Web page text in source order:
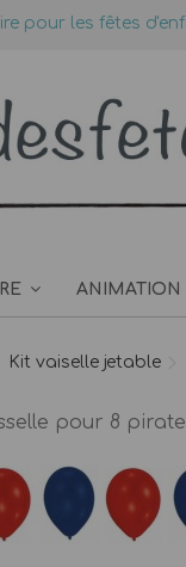
pour les fêtes
ANIMATION
Kit vaiselle jetable
pour 8